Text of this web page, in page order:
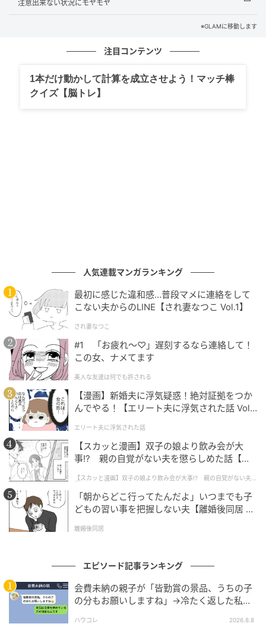
画面には、店長がお気に入りスタッフ宛てに送ったと
「今日も社長の視察、マジでウザかったねー笑」
店長は相変わらず「社長ぉ〜！」と尻尾を振っていま
したが、私たちは隙を見て社長に共有スマホをそっと
手渡します。
「社長、実は店長からこんな連絡が店舗の端末に残っ
ておりまして…」
画面を見た瞬間、社長の顔色はみるみるうちに険しい
ものへ。
その後、バックヤードから響き渡る社長の凄まじい怒
鳴り声と、涙目で平謝りする店長の無様な姿。
これまで散々見下されてきた私たちの心は、最高にス
カッと晴れ渡ったのでした。
代・女性読者様の体験談をもとに記事化しています
元記事で読む
次の記事
注意出来ない状況にモヤモヤ
※GLAMに移動します
注目コンテンツ
1本だけ動かして計算を成立させよう！マッチ棒
クイズ【脳トレ】
人気連載マンガランキング
最初に感じた違和感…普段マメに連絡をして
こない夫からのLINE【され妻なつこ Vol.1】
され妻なつこ
#1 「お疲れ〜♡」遅刻するなら連絡して！
この女、ナメてます
美人な友達は何でも許される
【漫画】新婚夫に浮気疑惑！絶対証拠をつか
んでやる！【エリート夫に浮気された話 Vol.
エリート夫に浮気された話
【スカッと漫画】双子の娘より飲み会が大
事!? 親の自覚がない夫を懲らしめた話【第1
【スカッと漫画】双子の娘より飲み会が大事!? 親の自覚がない夫を
懲らしめた話
「朝からどこ行ってたんだよ」いつまでも子
どもの習い事を把握しない夫【離婚後同居 Vo
離婚後同居
エピソード記事ランキング
会費未納の親子が「皆勤賞の景品、うちの子
の分もお願いしますね」→冷たく返した私が
ハウコレ 2026.8.8